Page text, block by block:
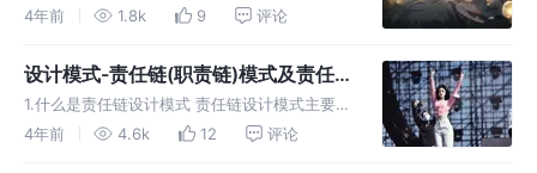
分别装起来，让它们可以互相替换。策略模式可
下生活中的策略模式: 比如当我们去美食城的时
候会有川菜、湘菜、粤菜、闽
4年前 1.8k 9 评论
设计模式-责任链(职责链)模式及责任
链设计模式的应用
1.什么是责任链设计模式 责任链设计模式主要构
成有抽象处理者、具体处理者、客户类，在处理
4年前 4.6k 12 评论